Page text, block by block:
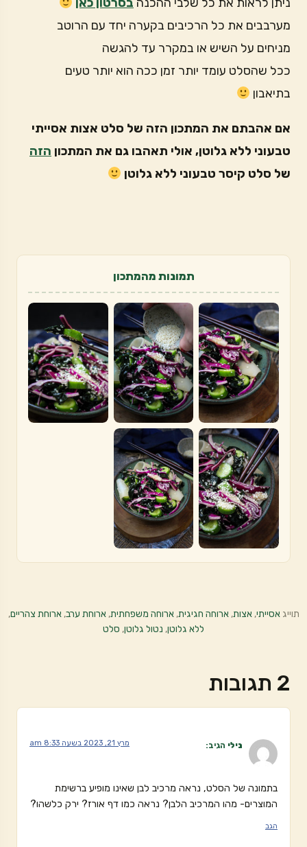
מערבבים את כל הרכיבים בקערה יחד עם הרוטב
מניחים על השיש או במקרר עד להגשה
ככל שהסלט עומד יותר זמן ככה הוא יותר טעים
בתיאבון
אם אהבתם את המתכון הזה של סלט אצות אסייתי
טבעוני ללא גלוטן, אולי תאהבו גם את המתכון הזה
של סלט קיסר טבעוני ללא גלוטן
תמונות מהמתכון
תוייגאסייתי,אצות,ארוחה חגיגית,ארוחה משפחתית,ארוחת ערב,ארוחת צהריים,
ללא גלוטן, נטול גלוטן, סלט
2 תגובות
נילי הגיב: מרץ 21, 2023 בשעה 8:33 am
בתמונה של הסלט, נראה מרכיב לבן שאינו מופיע ברשימת
המוצרים- מהו המרכיב הלבן? נראה כמו דף אורז? ירק כלשהו?
הגב